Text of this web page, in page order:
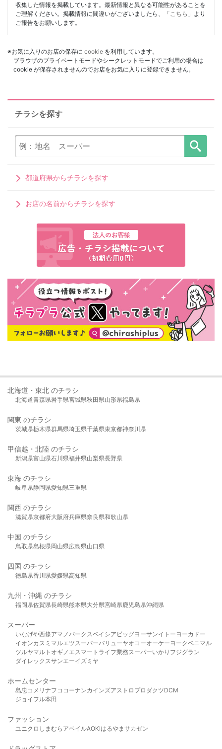
収集した情報を掲載しています。最新情報と異なる可能性があることを
ご理解ください。掲載情報に間違いがございましたら、「 こちら 」より
ご報告をお願いします。
※お気に入りのお店の保存に cookie を利用しています。
ブラウザのプライベートモードやシークレットモードでご利用の場合は
cookie が保存されませんのでお店をお気に入りに登録できません。
チラシを探す
都道府県からチラシを探す
お店の名前からチラシを探す
北海道・東北 のチラシ
北海道青森県岩手県宮城県秋田県山形県福島県
関東 のチラシ
茨城県栃木県群馬県埼玉県千葉県東京都神奈川県
甲信越・北陸 のチラシ
新潟県富山県石川県福井県山梨県長野県
東海 のチラシ
岐阜県静岡県愛知県三重県
関西 のチラシ
滋賀県京都府大阪府兵庫県奈良県和歌山県
中国 のチラシ
鳥取県島根県岡山県広島県山口県
四国 のチラシ
徳島県香川県愛媛県高知県
九州・沖縄 のチラシ
福岡県佐賀県長崎県熊本県大分県宮崎県鹿児島県沖縄県
スーパー
いなげや西條アマノパークスベイシア ビッグヨーサンイトーヨーカドー
イオンカスミ マルエツスーパーバリューヤオコーオーケー ヨークベニマル
ツルヤマルト オギノ エスマート ライフ業務スーパーいかり フジグラン
ダイレックスサンエーイズミヤ
ホームセンター
島忠 コメリ ナフコ コーナンカインズアストロプロダクツDCM
ジョイフル本田
ファッション
ユニクロ しまむら アベイルAOKIはるやま サカゼン